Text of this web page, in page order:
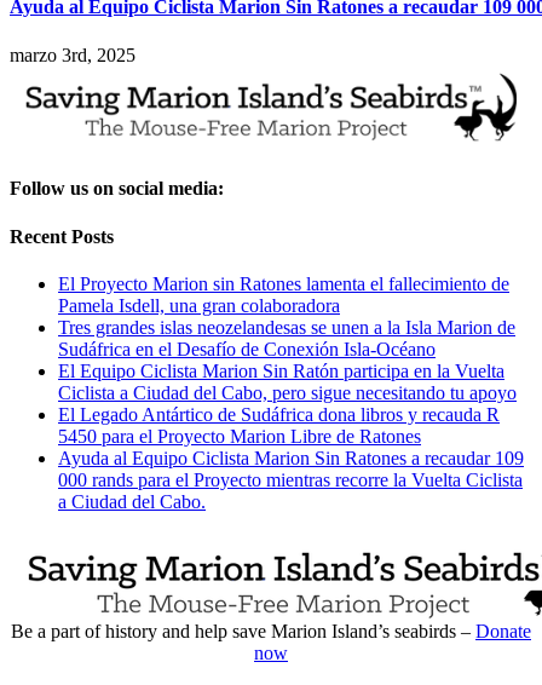
Ayuda al Equipo Ciclista Marion Sin Ratones a recaudar 109
marzo 3rd, 2025
Follow us on social media:
Recent Posts
El Proyecto Marion sin Ratones lamenta el fallecimiento de
Pamela Isdell, una gran colaboradora
Tres grandes islas neozelandesas se unen a la Isla Marion de
Sudáfrica en el Desafío de Conexión Isla-Océano
El Equipo Ciclista Marion Sin Ratón participa en la Vuelta
Ciclista a Ciudad del Cabo, pero sigue necesitando tu apoyo
El Legado Antártico de Sudáfrica dona libros y recauda R
5450 para el Proyecto Marion Libre de Ratones
Ayuda al Equipo Ciclista Marion Sin Ratones a recaudar 109
000 rands para el Proyecto mientras recorre la Vuelta Ciclista
a Ciudad del Cabo.
Be a part of history and help save Marion Island’s seabirds – Donate
now